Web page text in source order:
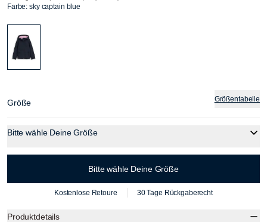
Farbe: sky captain blue
Größe Größentabelle
Bitte wähle Deine Größe
Bitte wähle Deine Größe
Kostenlose Retoure 30 Tage Rückgaberecht
Produktdetails